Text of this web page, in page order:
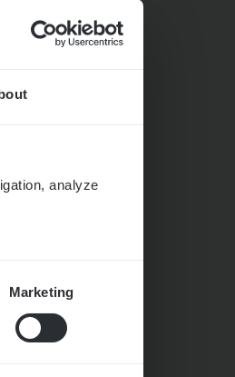
analyze
Marketing